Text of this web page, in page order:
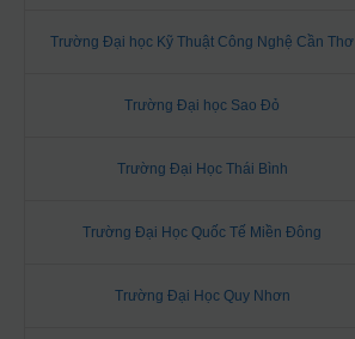
Trường Đại học Kỹ Thuật Công Nghệ Cần Thơ
Trường Đại học Sao Đỏ
Trường Đại Học Thái Bình
Trường Đại Học Quốc Tế Miền Đông
Trường Đại Học Quy Nhơn